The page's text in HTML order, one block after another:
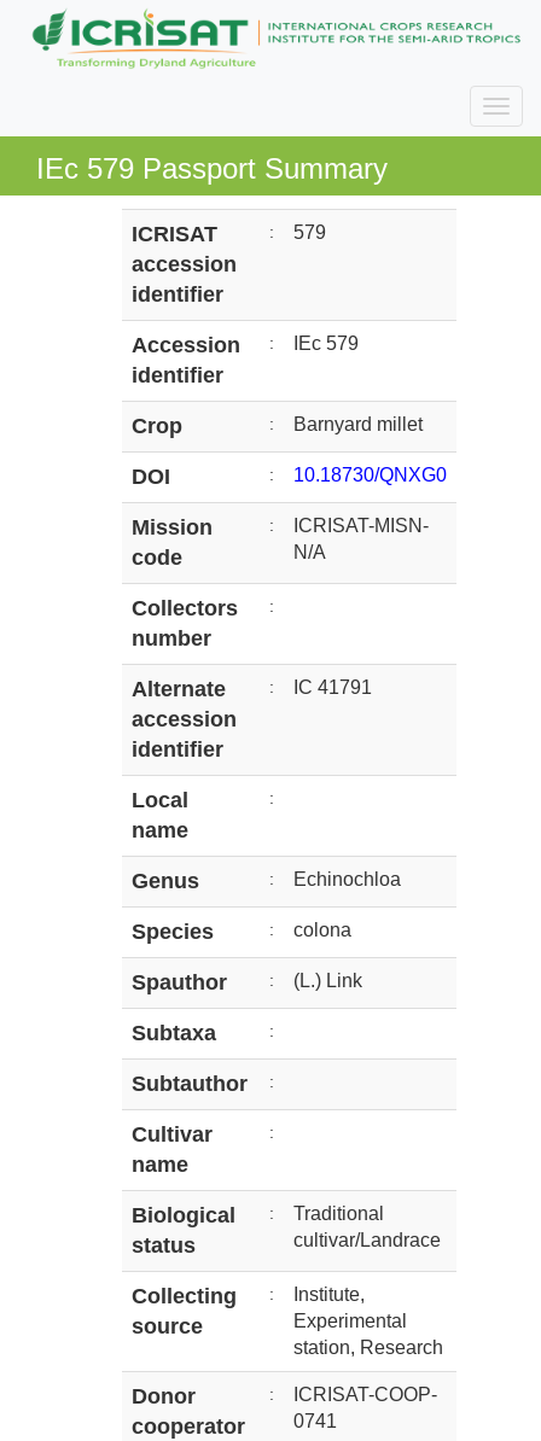
IEc 579 Passport Summary
ICRISAT
accession
identifier
: 579
Accession
identifier
: IEc 579
Crop : Barnyard millet
DOI : 10.18730/QNXG0
Mission
code
:
ICRISAT-MISN-
N/A
Collectors
number
:
Alternate
accession
identifier
: IC 41791
Local
name
:
Genus : Echinochloa
Species : colona
Spauthor : (L.) Link
Subtaxa :
Subtauthor :
Cultivar
name
:
Biological
status
:
Traditional
cultivar/Landrace
Collecting
source
:
Institute,
Experimental
station, Research
Donor
cooperator
:
ICRISAT-COOP-
0741